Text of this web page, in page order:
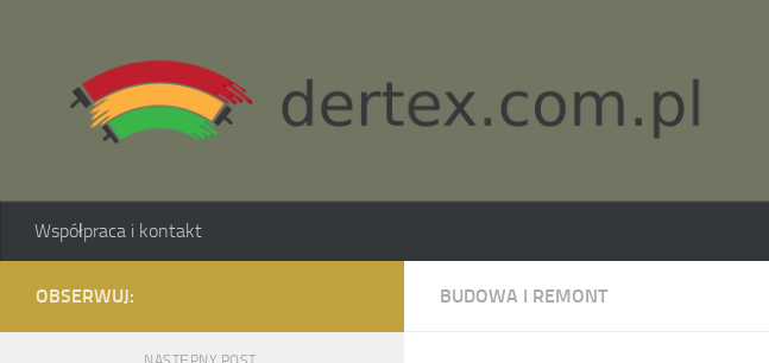
Współpraca i kontakt
BUDOWA I REMONT
OBSERWUJ: